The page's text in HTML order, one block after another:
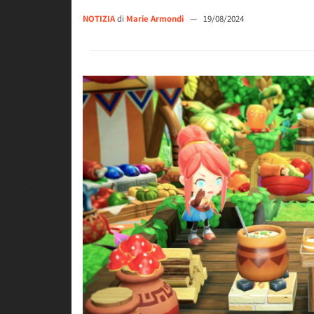
NOTIZIAdi Marie Armondi — 19/08/2024